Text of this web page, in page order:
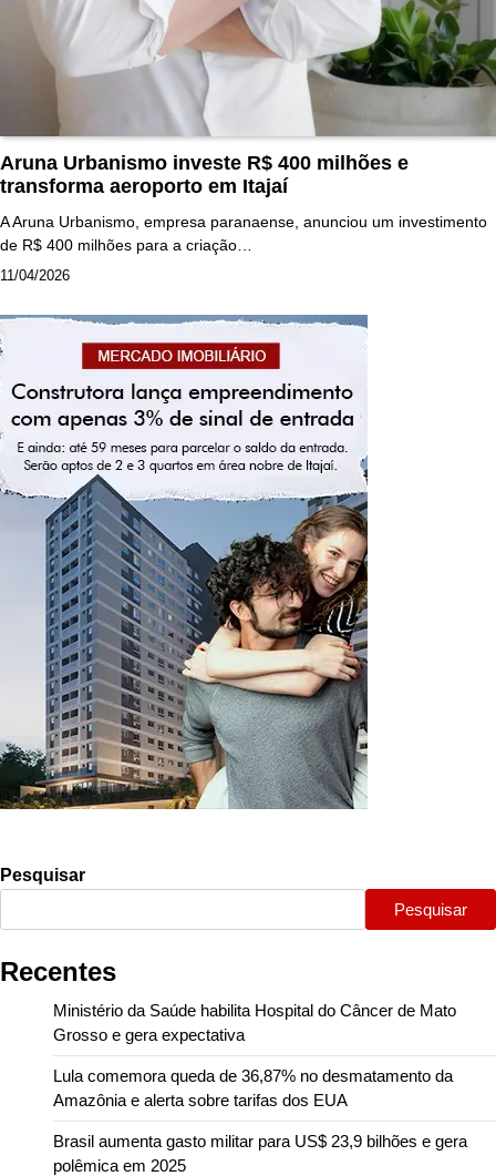
Aruna Urbanismo investe R$ 400 milhões e
transforma aeroporto em Itajaí
A Aruna Urbanismo, empresa paranaense, anunciou um investimento
de R$ 400 milhões para a criação…
11/04/2026
Pesquisar
Pesquisar
Recentes
Ministério da Saúde habilita Hospital do Câncer de Mato
Grosso e gera expectativa
Lula comemora queda de 36,87% no desmatamento da
Amazônia e alerta sobre tarifas dos EUA
Brasil aumenta gasto militar para US$ 23,9 bilhões e gera
polêmica em 2025